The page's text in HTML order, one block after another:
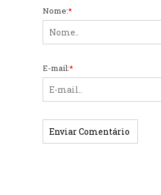
Nome:*
E-mail:*